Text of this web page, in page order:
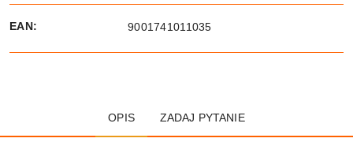
EAN: 9001741011035
OPIS ZADAJ PYTANIE